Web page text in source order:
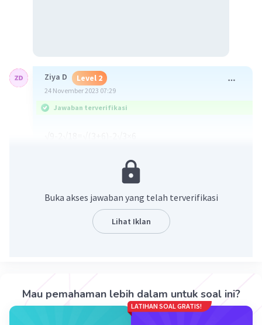
Ziya D Level 2
24 November 2023 07:29
Jawaban terverifikasi
Buka akses jawaban yang telah terverifikasi
Lihat Iklan
Mau pemahaman lebih dalam untuk soal ini?
LATIHAN SOAL GRATIS!